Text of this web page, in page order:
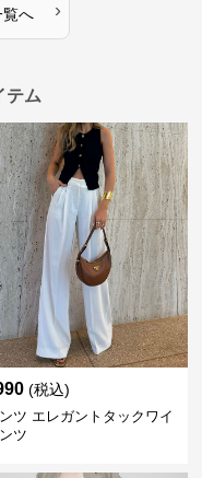
覧へ ›
テム
(税込)
ツ エレガントタックワイ
ツ